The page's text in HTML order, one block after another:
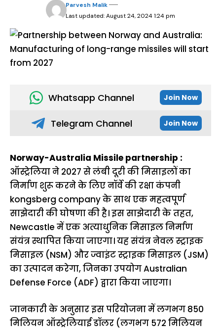
Last updated: August 24, 2024 1:24 pm
Parvesh Malik
Whatsapp Channel Join Now
Telegram Channel Join Now
Norway-Australia Missile partnership :
ऑस्ट्रेलिया ने 2027 से लंबी दूरी की मिसाइलों का
निर्माण शुरू करने के लिए नॉर्वे की रक्षा कंपनी
kongsberg company के साथ एक महत्वपूर्ण
साझेदारी की घोषणा की है। इस साझेदारी के तहत,
Newcastle में एक अत्याधुनिक मिसाइल निर्माण
संयंत्र स्थापित किया जाएगा। यह संयंत्र नेवल स्ट्राइक
मिसाइल (NSM) और ज्वाइंट स्ट्राइक मिसाइल (JSM)
का उत्पादन करेगा, जिनका उपयोग Australian
Defense Force (ADF) द्वारा किया जाएगा।
जानकारी के अनुसार इस परियोजना में लगभग 850
मिलियन ऑस्ट्रेलियाई डॉलर (लगभग 572 मिलियन